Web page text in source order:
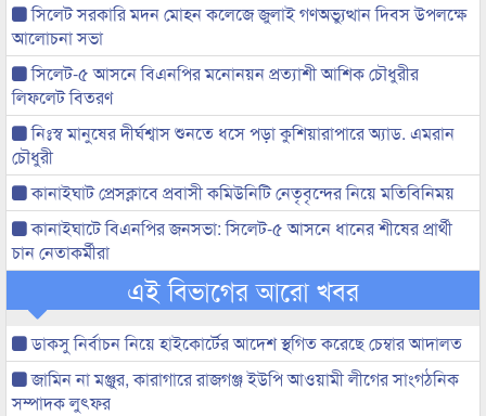
সিলেট সরকারি মদন মোহন কলেজে জুলাই গণঅভ্যুত্থান দিবস উপলক্ষে
আলোচনা সভা
সিলেট-৫ আসনে বিএনপির মনোনয়ন প্রত্যাশী আশিক চৌধুরীর
লিফলেট বিতরণ
নিঃস্ব মানুষের দীর্ঘশ্বাস শুনতে ধসে পড়া কুশিয়ারাপারে অ্যাড. এমরান
চৌধুরী
কানাইঘাট প্রেসক্লাবে প্রবাসী কমিউনিটি নেতৃবৃন্দের নিয়ে মতিবিনিময়
কানাইঘাটে বিএনপির জনসভা: সিলেট-৫ আসনে ধানের শীষের প্রার্থী
চান নেতাকর্মীরা
এই বিভাগের আরো খবর
ডাকসু নির্বাচন নিয়ে হাইকোর্টের আদেশ স্থগিত করেছে চেম্বার আদালত
জামিন না মঞ্জুর, কারাগারে রাজগঞ্জ ইউপি আওয়ামী লীগের সাংগঠনিক
সম্পাদক লুৎফর